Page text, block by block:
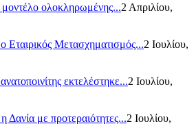
ολοκληρωμένης...2 Απριλίου,
Εταιρικός Μετασχηματισμός...2 Ιουλίου,
εκτελέστηκε...2 Ιουλίου,
Δανία με προτεραιότητες...2 Ιουλίου,